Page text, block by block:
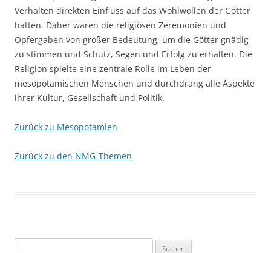
Verhalten direkten Einfluss auf das Wohlwollen der Götter
hatten. Daher waren die religiösen Zeremonien und
Opfergaben von großer Bedeutung, um die Götter gnädig
zu stimmen und Schutz, Segen und Erfolg zu erhalten. Die
Religion spielte eine zentrale Rolle im Leben der
mesopotamischen Menschen und durchdrang alle Aspekte
ihrer Kultur, Gesellschaft und Politik.
Zurück zu Mesopotamien
Zurück zu den NMG-Themen